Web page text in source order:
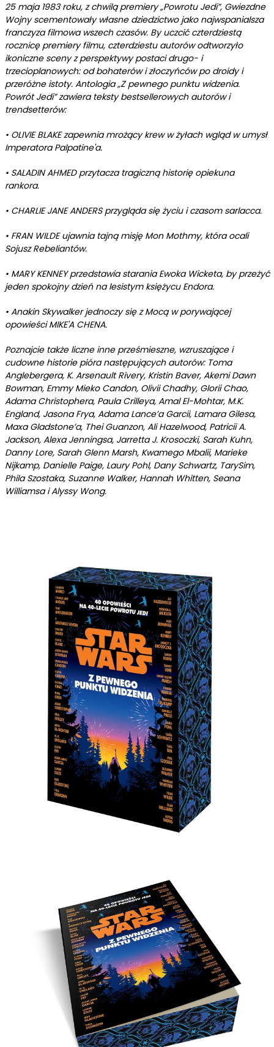
25 maja 1983 roku, z chwilą premiery „Powrotu Jedi”, Gwiezdne
Wojny scementowały własne dziedzictwo jako najwspanialsza
franczyza filmowa wszech czasów. By uczcić czterdziestą
rocznicę premiery filmu, czterdziestu autorów odtworzyło
ikoniczne sceny z perspektywy postaci drugo- i
trzecioplanowych: od bohaterów i złoczyńców po droidy i
przeróżne istoty. Antologia „Z pewnego punktu widzenia.
Powrót Jedi” zawiera teksty bestsellerowych autorów i
trendsetterów:
• OLIVIE BLAKE zapewnia mrożący krew w żyłach wgląd w umysł
Imperatora Palpatine'a.
• SALADIN AHMED przytacza tragiczną historię opiekuna
rankora.
• CHARLIE JANE ANDERS przygląda się życiu i czasom sarlacca.
• FRAN WILDE ujawnia tajną misję Mon Mothmy, która ocali
Sojusz Rebeliantów.
• MARY KENNEY przedstawia starania Ewoka Wicketa, by przeżyć
jeden spokojny dzień na lesistym księżycu Endora.
• Anakin Skywalker jednoczy się z Mocą w porywającej
opowieści MIKE'A CHENA.
Poznajcie także liczne inne prześmieszne, wzruszające i
cudowne historie pióra następujących autorów: Toma
Anglebergera, K. Arsenault Rivery, Kristin Baver, Akemi Dawn
Bowman, Emmy Mieko Candon, Olivii Chadhy, Glorii Chao,
Adama Christophera, Paula Crilleya, Amal El-Mohtar, M.K.
England, Jasona Frya, Adama Lance’a Garcii, Lamara Gilesa,
Maxa Gladstone’a, Thei Guanzon, Ali Hazelwood, Patricii A.
Jackson, Alexa Jenningsa, Jarretta J. Krosoczki, Sarah Kuhn,
Danny Lore, Sarah Glenn Marsh, Kwamego Mbalii, Marieke
Nijkamp, Danielle Paige, Laury Pohl, Dany Schwartz, TarySim,
Phila Szostaka, Suzanne Walker, Hannah Whitten, Seana
Williamsa i Alyssy Wong.